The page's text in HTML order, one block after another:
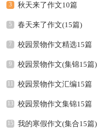
秋天来了作文10篇
春天来了作文(15篇)
校园景物作文精选15篇
校园景物作文(集锦15篇)
校园景物作文汇编15篇
校园景物作文集锦15篇
我的寒假作文(集合15篇)